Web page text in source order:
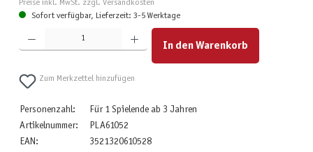
Preise inkl. MwSt. zzgl. Versandkosten
Sofort verfügbar, Lieferzeit: 3-5 Werktage
Produkt Anzahl: Gib den gewünschten Wert ein oder benutze die Schaltflächen um die Anzahl zu
In den Warenkorb
Zum Merkzettel hinzufügen
Personenzahl:
Für 1 Spielende ab 3 Jahren
Artikelnummer:
PLA61052
EAN:
3521320610528